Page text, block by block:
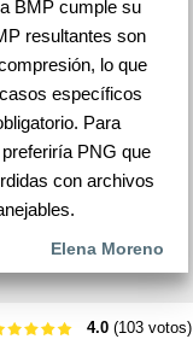
BMP cumple su
resultantes son
lo que
específicos
Para
PNG que
con archivos
Elena Moreno
4.0(103 votos)